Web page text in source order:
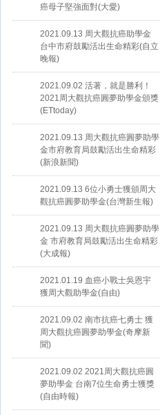
癌母子堅強面對(大愛)
2021.09.13 周大觀抗癌助學金
台中市府鼓勵活出生命精彩(自立
晚報)
2021.09.02 活著，就是勝利！
2021周大觀抗癌圓夢助學金頒獎
(ETtoday)
2021.09.13 周大觀抗癌圓夢助學
金市府教育局鼓勵活出生命精彩
(新浪新聞)
2021.09.13 6位小勇士獲頒周大
觀抗癌圓夢助學金(台灣新生報)
2021.09.13 周大觀抗癌圓夢助學
金 市府教育局鼓勵活出生命精彩
(大成報)
2021.01.19 血癌小戰士吳恩宇
獲周大觀助學金(自由)
2021.09.02 南市抗癌七勇士 獲
周大觀抗癌圓夢助學金(奇摩新
聞)
2021.09.02 2021周大觀抗癌圓
夢助學金 台南7位生命勇士獲獎
(自由時報)